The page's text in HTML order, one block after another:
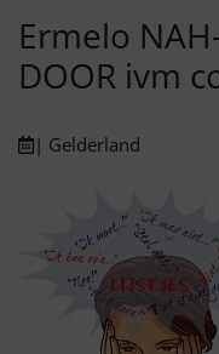
Ermelo
DOOR ivm
| Gelderland